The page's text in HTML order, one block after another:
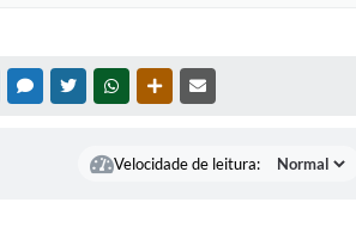
FACEBOOKMESSENGER
TWITTERWHATSAPPOUTRAS MÍDIAS
Velocidade de leitura: